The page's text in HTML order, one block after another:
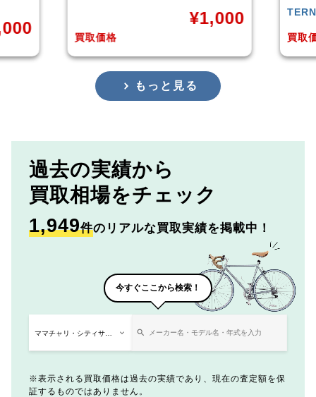
買取価格
¥1,000 TERN
買取
もっと見る
過去の実績から
買取相場をチェック
1,949件のリアルな買取実績を掲載中！
今すぐここから検索！
表示される買取価格は過去の実績であり、現在の査定額を保
証するものではありません。